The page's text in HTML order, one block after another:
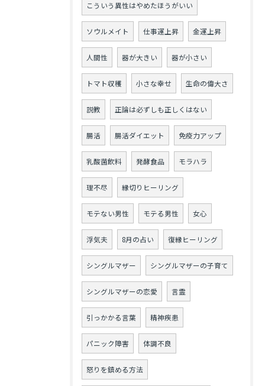
こういう異性はやめたほうがいい
ソウルメイト 仕事運上昇 金運上昇
人間性 器が大きい 器が小さい
トマト収穫 小さな幸せ 生命の偉大さ
説教 正論は必ずしも正しくはない
腸活 腸活ダイエット 免疫力アップ
乳酸菌飲料 発酵食品 モラハラ
理不尽 縁切りヒーリング
モテない男性 モテる男性 女心
浮気夫 8月の占い 復縁ヒーリング
シングルマザー シングルマザーの子育て
シングルマザーの恋愛 言霊
引っかかる言葉 精神疾患
パニック障害 体調不良
怒りを鎮める方法